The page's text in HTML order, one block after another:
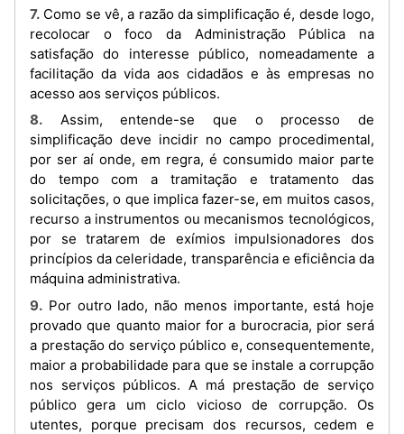
7. Como se vê, a razão da simplificação é, desde logo,
recolocar o foco da Administração Pública na
satisfação do interesse público, nomeadamente a
facilitação da vida aos cidadãos e às empresas no
acesso aos serviços públicos.
8. Assim, entende-se que o processo de
simplificação deve incidir no campo procedimental,
por ser aí onde, em regra, é consumido maior parte
do tempo com a tramitação e tratamento das
solicitações, o que implica fazer-se, em muitos casos,
recurso a instrumentos ou mecanismos tecnológicos,
por se tratarem de exímios impulsionadores dos
princípios da celeridade, transparência e eficiência da
máquina administrativa.
9. Por outro lado, não menos importante, está hoje
provado que quanto maior for a burocracia, pior será
a prestação do serviço público e, consequentemente,
maior a probabilidade para que se instale a corrupção
nos serviços públicos. A má prestação de serviço
público gera um ciclo vicioso de corrupção. Os
utentes, porque precisam dos recursos, cedem e